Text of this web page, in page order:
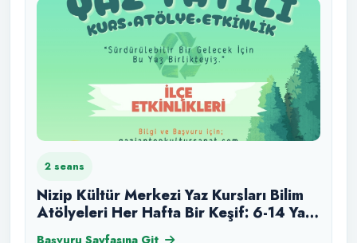
2 seans
Nizip Kültür Merkezi Yaz Kursları Bilim
Atölyeleri Her Hafta Bir Keşif: 6-14 Yaş
Grubu 5 Ağustos